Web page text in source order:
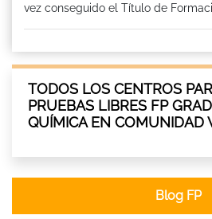
vez conseguido el Título de
TODOS LOS CENTROS
PRUEBAS LIBRES FP
QUÍMICA EN COMUNIDAD
Blog FP